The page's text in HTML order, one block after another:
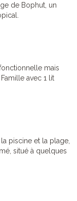
de Bophut, un
mais
avec 1 lit
piscine et la plage,
situé à quelques